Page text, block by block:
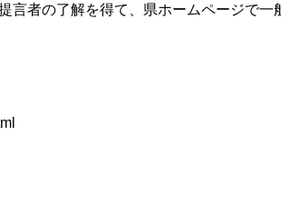
言者の了解を得て、県ホームページで一